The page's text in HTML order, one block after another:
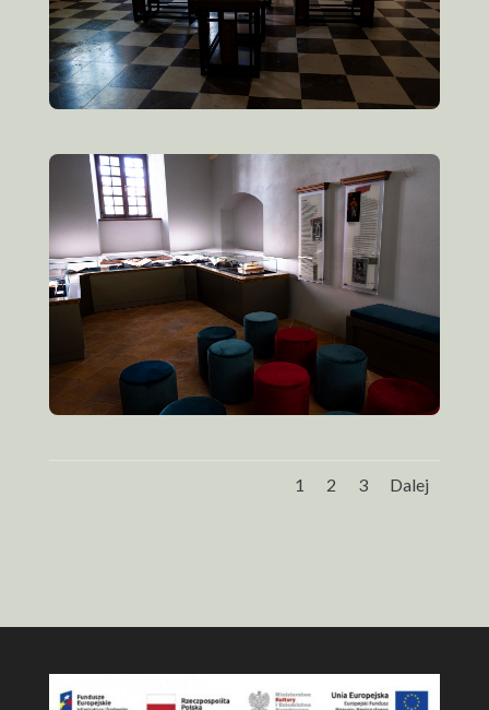
1 2 3 Dalej